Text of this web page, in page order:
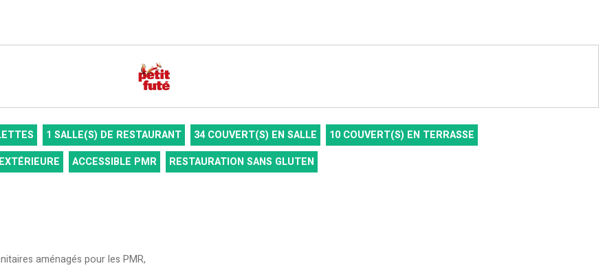
1 SALLE(S) DE RESTAURANT 34 COUVERT(S) EN SALLE 10 COUVERT(S) EN TERRASSE
ACCESSIBLE PMR RESTAURATION SANS GLUTEN
aménagés pour les PMR